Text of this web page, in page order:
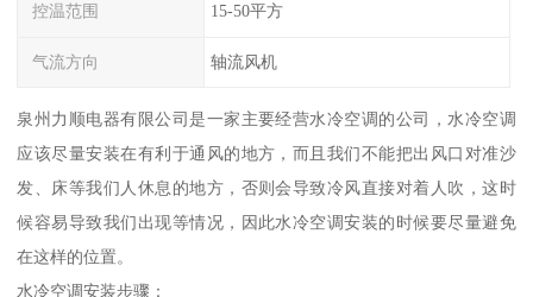
控温范围 15-50平方
气流方向 轴流风机
泉州力顺电器有限公司是一家主要经营水冷空调的公司，水冷空调
应该尽量安装在有利于通风的地方，而且我们不能把出风口对准沙
发、床等我们人休息的地方，否则会导致冷风直接对着人吹，这时
候容易导致我们出现等情况，因此水冷空调安装的时候要尽量避免
在这样的位置。
水冷空调安装步骤：